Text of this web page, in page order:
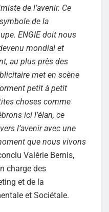
de l’avenir. Ce
de la
ENGIE doit nous
mondial et
au plus près des
met en scène
petit à petit
choses comme
ici l’élan, ce
l’avenir avec une
que nous vivons
Valérie Bernis,
charge des
et de la
et Sociétale.